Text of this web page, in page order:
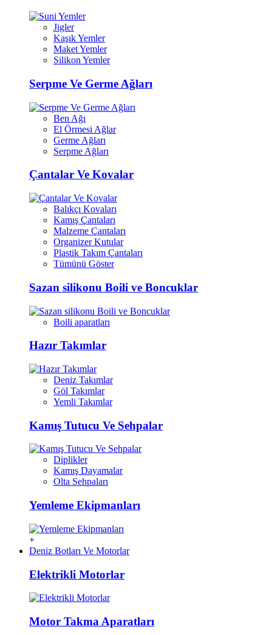
Jigler
Kaşık Yemler
Maket Yemler
Silikon Yemler
Serpme Ve Germe Ağları
Ben Ağı
El Örmesi Ağlar
Germe Ağları
Serpme Ağları
Çantalar Ve Kovalar
Balıkçı Kovaları
Kamış Çantaları
Malzeme Çantaları
Organizer Kutular
Plastik Takım Çantaları
Tümünü Göster
Sazan silikonu Boili ve Boncuklar
Boili aparatları
Hazır Takımlar
Deniz Takımlar
Göl Takımlar
Yemli Takımlar
Kamış Tutucu Ve Sehpalar
Diplikler
Kamış Dayamalar
Olta Sehpaları
Yemleme Ekipmanları
+
Deniz Botları Ve Motorlar
Elektrikli Motorlar
Motor Takma Aparatları